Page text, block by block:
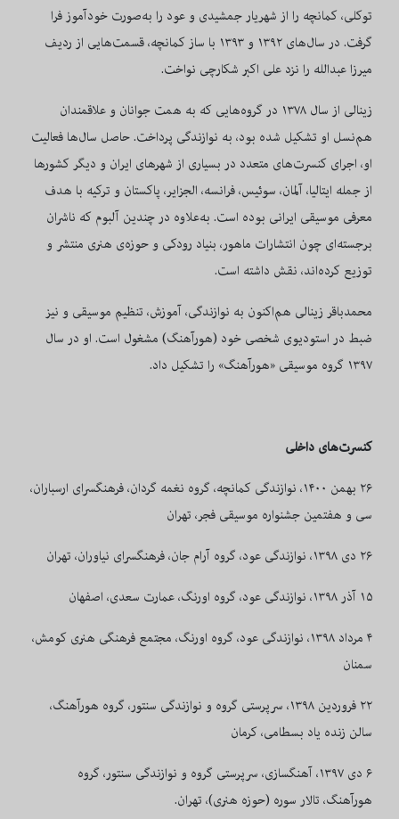
توکلی، کمانچه را از شهریار جمشیدی و عود را به‌صورت خودآموز فرا
گرفت. در سال‌های ۱۳۹۲ و۱۳۹۳ با ساز کمانچه، قسمت‌هایی از ردیف
میرزا عبدالله را نزد علی اکبر شکارچی نواخت.
زینالی از سال ۱۳۷۸ در گروه‌هایی که به همت جوانان و علاقمندان
هم‌نسل او تشکیل شده بود، به نوازندگی پرداخت. حاصل سال‌ها فعالیت
او، اجرای کنسرتهای متعدد در بسیاری از شهرهای ایران و دیگر کشورها
از جمله ایتالیا، آلمان، سوئیس، فرانسه، الجزایر، پاکستان و ترکیه با هدف
معرفی موسیقی ایرانی بوده است. به‌علاوه در چندین آلبوم که ناشران
برجسته‌ای چون انتشارات ماهور، بنیاد رودکی و حوزه‌ی هنری منتشر و
توزیع کرده‌اند، نقش داشته است.
محمدباقر زینالی هم‌اکنون به نوازندگی، آموزش، تنظیم موسیقی و نیز
ضبط در استودیوی شخصی خود (هورآهنگ) مشغول است. او در سال
۱۳۹۷ گروه موسیقی «هورآهنگ» را تشکیل داد.
کنسرت‌های داخلی
۲۶ بهمن ۱۴۰۰، نوازندگی کمانچه، گروه نغمه گردان، فرهنگسرای ارسباران،
سی و هفتمین جشنواره موسیقی فجر، تهران
۲۶ دی ۱۳۹۸، نوازندگی عود، گروه آرام جان، فرهنگسرای نیاوران، تهران
۱۵ آذر ۱۳۹۸، نوازندگی عود، گروه اورنگ، عمارت سعدی، اصفهان
۴ مرداد ۱۳۹۸، نوازندگی عود، گروه اورنگ، مجتمع فرهنگی هنری کومش،
سمنان
۲۲ فروردین ۱۳۹۸، سرپرستی گروه و نوازندگی سنتور، گروه هورآهنگ،
سالن زنده یاد بسطامی، کرمان
۶ دی ۱۳۹۷، آهنگسازی، سرپرستی گروه و نوازندگی سنتور، گروه
هورآهنگ، تالار سوره (حوزه هنری)، تهران.